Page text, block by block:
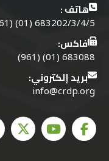
هاتف :
683202/3/4/5 (01) (961)
فاكس:
683088 (01) (961)
بريد إلكتروني:
info@crdp.org